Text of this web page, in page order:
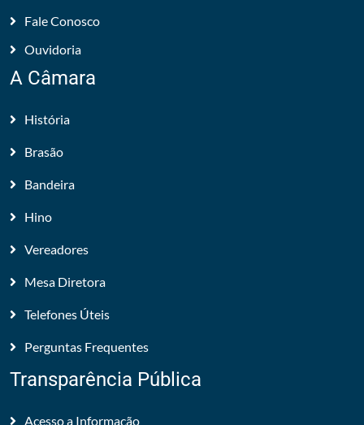
Fale Conosco
Ouvidoria
A Câmara
História
Brasão
Bandeira
Hino
Vereadores
Mesa Diretora
Telefones Úteis
Perguntas Frequentes
Transparência Pública
Acesso a Informação